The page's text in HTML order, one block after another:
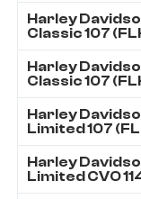
Harley
Classic 107
Harley
Classic 107
Harley
Limited 107
Harley
Limited CVO